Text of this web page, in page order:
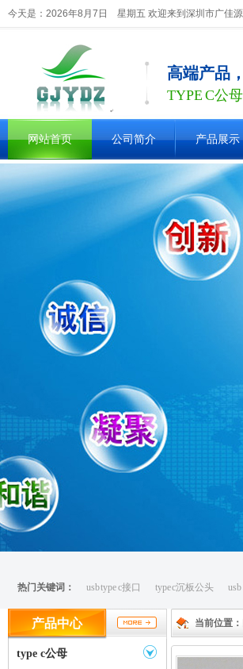
今天是：2026年8月7日 星期五 欢迎来到深圳市广佳
高端产品
TYPE C公
网站首页 公司简介 产品展示
热门关键词： usb type c接口 type c沉板公头
产品中心
type c公母
当前位置：